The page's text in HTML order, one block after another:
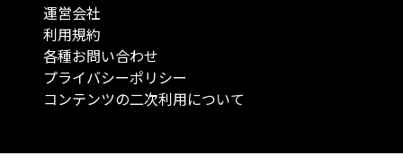
運営会社
利用規約
各種お問い合わせ
プライバシーポリシー
コンテンツの二次利用について